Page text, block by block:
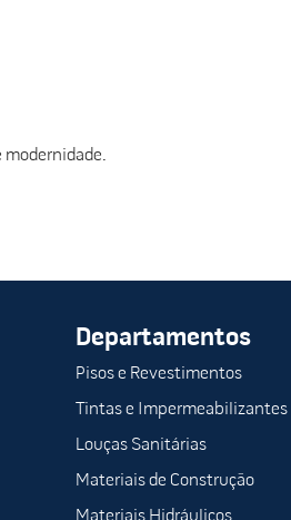
modernidade.
Departamentos
Pisos e Revestimentos
Tintas e Impermeabilizantes
Louças Sanitárias
Materiais de Construção